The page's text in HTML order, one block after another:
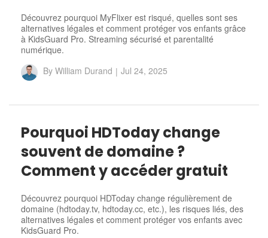
Découvrez pourquoi MyFlixer est risqué, quelles sont ses
alternatives légales et comment protéger vos enfants grâce
à KidsGuard Pro. Streaming sécurisé et parentalité
numérique.
By William Durand | Jul 24, 2025
Pourquoi HDToday change
souvent de domaine ?
Comment y accéder gratuit
Découvrez pourquoi HDToday change régulièrement de
domaine (hdtoday.tv, hdtoday.cc, etc.), les risques liés, des
alternatives légales et comment protéger vos enfants avec
KidsGuard Pro.